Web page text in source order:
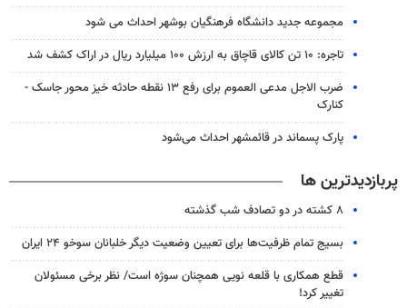
مجموعه جدید دانشگاه فرهنگیان بوشهر احداث می شود
تاجره: ۱۰ تن کالای قاچاق به ارزش ۱۰۰ میلیارد ریال در اراک کشف شد
ضرب الاجل مدعی العموم برای رفع ۱۳ نقطه حادثه خیز محور جاسک -
کنارک
پارک پسماند در قائمشهر احداث می‌شود
پربازدیدترین ها
۸ کشته در دو تصادف شب گذشته
بسیج تمام ظرفیت‌ها برای تعیین وضعیت دیگر خلبانان سوخو ۲۴ ایران
قطع همکاری با قلعه نویی همچنان سوژه است/ نظر برخی مسئولان
تغییر کرد!